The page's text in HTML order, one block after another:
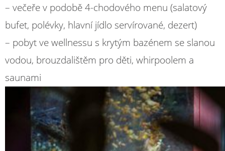
– večeře v podobě 4-chodového menu (salatový
bufet, polévky, hlavní jídlo servírované, dezert)
– pobyt ve wellnessu s krytým bazénem se slanou
vodou, brouzdalištěm pro děti, whirpoolem a
saunami